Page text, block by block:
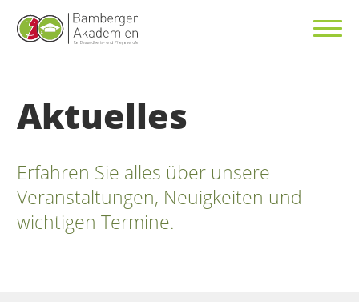
Aktuelles
Erfahren Sie alles über unsere
Veranstaltungen, Neuigkeiten und
wichtigen Termine.